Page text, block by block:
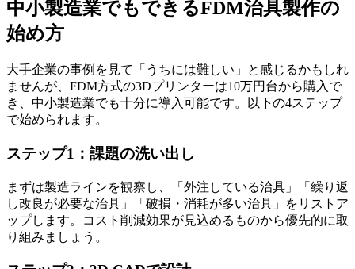
中小製造業でもできるFDM治具製作の
始め方
大手企業の事例を見て「うちには難しい」と感じるかもしれ
ませんが、FDM方式の3Dプリンターは10万円台から購入で
き、中小製造業でも十分に導入可能です。以下の4ステップ
で始められます。
ステップ1：課題の洗い出し
まずは製造ラインを観察し、「外注している治具」「繰り返
し改良が必要な治具」「破損・消耗が多い治具」をリストア
ップします。コスト削減効果が見込めるものから優先的に取
り組みましょう。